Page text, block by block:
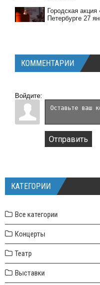
Городская
Петербурге 27
КОММЕНТАРИИ
Войдите:
Отправить
КАТЕГОРИИ
Все категории
Концерты
Театр
Выставки